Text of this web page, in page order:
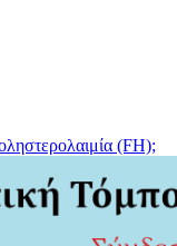
(FH);